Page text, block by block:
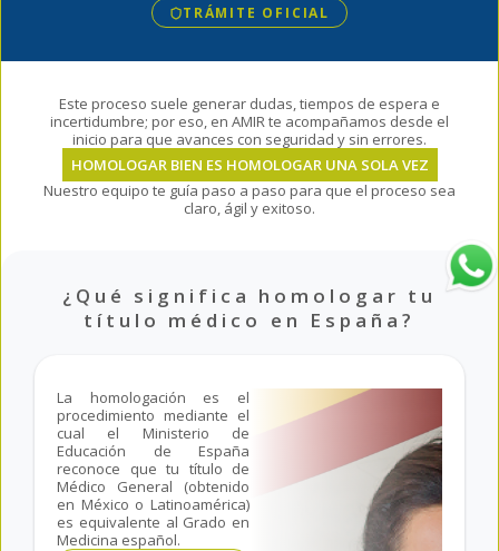
TRÁMITE OFICIAL
Este proceso suele generar dudas, tiempos de espera e
incertidumbre; por eso, en AMIR te acompañamos desde el
inicio para que avances con seguridad y sin errores.
HOMOLOGAR BIEN ES HOMOLOGAR UNA SOLA VEZ
Nuestro equipo te guía paso a paso para que el proceso sea
claro, ágil y exitoso.
¿Qué significa homologar tu
título médico en España?
La homologación es el
procedimiento mediante el
cual el Ministerio de
Educación de España
reconoce que tu título de
Médico General (obtenido
en México o Latinoamérica)
es equivalente al Grado en
Medicina español.